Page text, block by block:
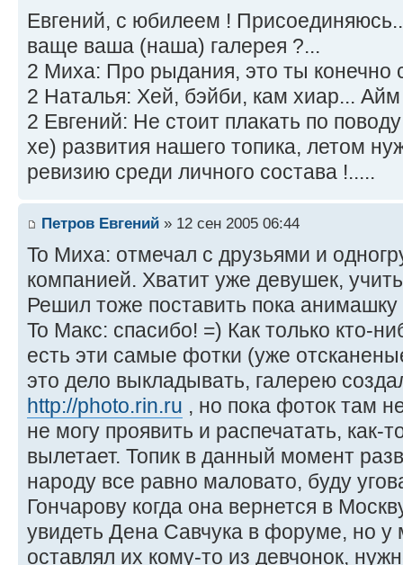
Евгений, с юбилеем !
ваще ваша (наша) галерея ?...
2 Миха: Про рыдания, это ты конечно
2 Наталья: Хей, бэйби, кам хиар... Айм
2 Евгений: Не стоит плакать по поводу
хе) развития нашего топика, летом
ревизию среди личного состава !.....
Петров Евгений » 12 сен 2005 06:44
To Миха: отмечал с друзьями и
компанией. Хватит уже девушек,
Решил тоже поставить пока анимашку
To Макс: спасибо! =) Как только кто-
есть эти самые фотки (уже
это дело выкладывать, галерею
http://photo.rin.ru , но пока фоток там
не могу проявить и распечатать, как-
вылетает. Топик в данный момент
народу все равно маловато, буду
Гончарову когда она вернется в
увидеть Дена Савчука в форуме, но у
оставлял их кому-то из девчонок,